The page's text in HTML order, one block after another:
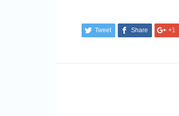
Tweet Share +1